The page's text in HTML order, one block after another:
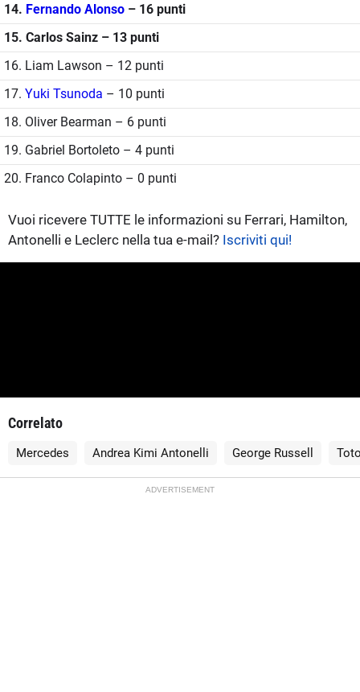
14. Fernando Alonso – 16 punti
15. Carlos Sainz – 13 punti
16. Liam Lawson – 12 punti
17. Yuki Tsunoda – 10 punti
18. Oliver Bearman – 6 punti
19. Gabriel Bortoleto – 4 punti
20. Franco Colapinto – 0 punti
Vuoi ricevere TUTTE le informazioni su Ferrari, Hamilton,
Antonelli e Leclerc nella tua e-mail? Iscriviti qui!
Correlato
Mercedes Andrea Kimi Antonelli George Russell
ADVERTISEMENT